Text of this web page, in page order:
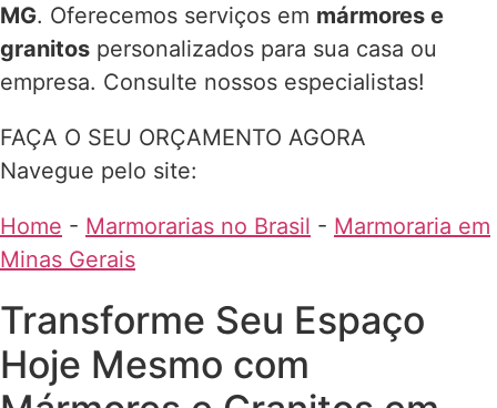
MG. Oferecemos serviços em mármores e
granitos personalizados para sua casa ou
empresa. Consulte nossos especialistas!
FAÇA O SEU ORÇAMENTO AGORA
Navegue pelo site:
Home - Marmorarias no Brasil - Marmoraria em
Minas Gerais
Transforme Seu Espaço
Hoje Mesmo com